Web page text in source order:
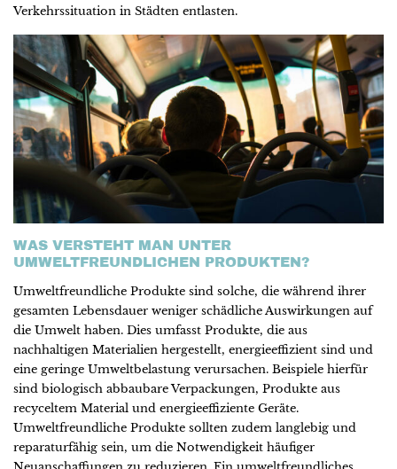
Verkehrssituation in Städten entlasten.
WAS VERSTEHT MAN UNTER
UMWELTFREUNDLICHEN PRODUKTEN?
Umweltfreundliche Produkte sind solche, die während ihrer
gesamten Lebensdauer weniger schädliche Auswirkungen auf
die Umwelt haben. Dies umfasst Produkte, die aus
nachhaltigen Materialien hergestellt, energieeffizient sind und
eine geringe Umweltbelastung verursachen. Beispiele hierfür
sind biologisch abbaubare Verpackungen, Produkte aus
recyceltem Material und energieeffiziente Geräte.
Umweltfreundliche Produkte sollten zudem langlebig und
reparaturfähig sein, um die Notwendigkeit häufiger